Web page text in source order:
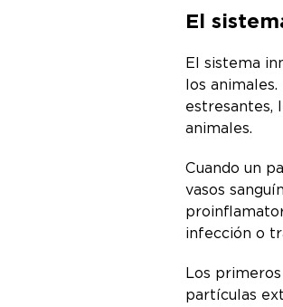
El
El sistema
los
estresantes,
animales.
Cuando un
vasos
infección o
Los
partículas